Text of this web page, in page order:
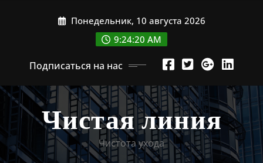
Понедельник, 10 августа 2026
9:24:21 AM
Подписаться на нас
Чистая линия
Чистота ухода